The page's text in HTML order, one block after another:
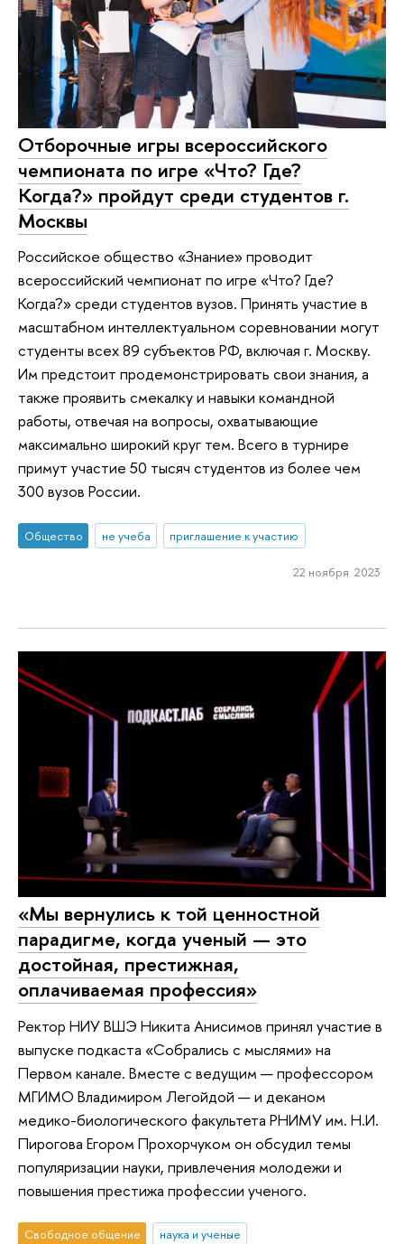
Отборочные игры всероссийского
чемпионата по игре «Что? Где?
Когда?» пройдут среди студентов г.
Москвы
Российское общество «Знание» проводит
всероссийский чемпионат по игре «Что? Где?
Когда?» среди студентов вузов. Принять участие в
масштабном интеллектуальном соревновании могут
студенты всех 89 субъектов РФ, включая г. Москву.
Им предстоит продемонстрировать свои знания, а
также проявить смекалку и навыки командной
работы, отвечая на вопросы, охватывающие
максимально широкий круг тем. Всего в турнире
примут участие 50 тысяч студентов из более чем
300 вузов России.
Общество не учеба приглашение к участию
22 ноября 2023
«Мы вернулись к той ценностной
парадигме, когда ученый — это
достойная, престижная,
оплачиваемая профессия»
Ректор НИУ ВШЭ Никита Анисимов принял участие в
выпуске подкаста «Собрались с мыслями» на
Первом канале. Вместе с ведущим — профессором
МГИМО Владимиром Легойдой — и деканом
медико-биологического факультета РНИМУ им. Н.И.
Пирогова Егором Прохорчуком он обсудил темы
популяризации науки, привлечения молодежи и
повышения престижа профессии ученого.
Свободное общение наука и ученые